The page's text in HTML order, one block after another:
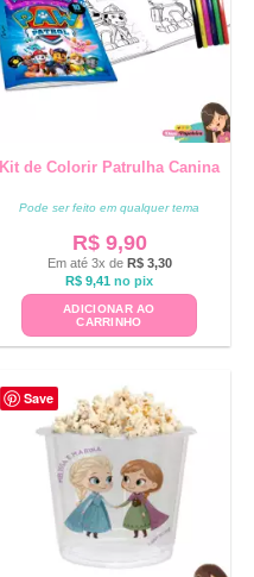
Kit de Colorir Patrulha Canina
Pode ser feito em qualquer tema
R$9,90
Em até 3x de R$3,30
R$ 9,41 no pix
ADICIONAR AO
CARRINHO
Save